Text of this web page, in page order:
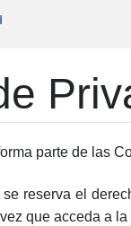
parte de las
reserva el
que acceda a